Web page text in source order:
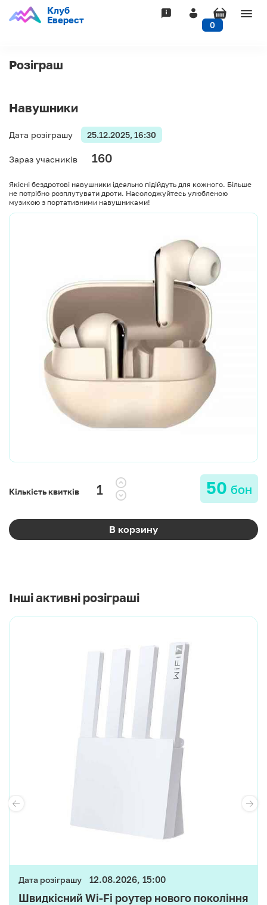
Клуб
Еверест
0
Розіграш
Навушники
Дата розіграшу 25.12.2025, 16:30
Зараз учасників 160
Якісні бездротові навушники ідеально підійдуть для кожного. Більше
не потрібно розплутувати дроти. Насолоджуйтесь улюбленою
музикою з портативними навушниками!
Кількість квитків 50 бон
В корзину
Інші активні розіграші
Дата розіграшу 12.08.2026, 15:00
Швидкісний Wi-Fi роутер нового покоління